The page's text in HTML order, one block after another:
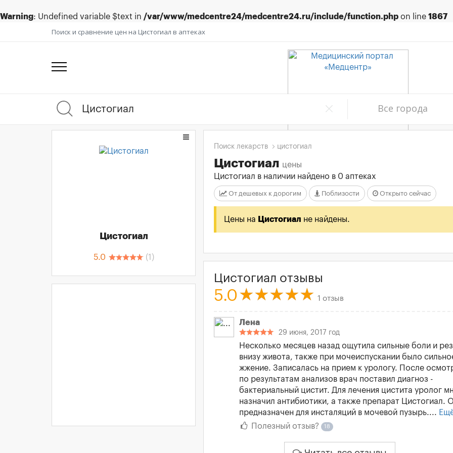
Warning: Undefined variable $text in /var/www/medcentre24/medcentre24.ru/include/function.php on line 1867
Поиск и сравнение цен на Цистогиал в аптеках
Все города
Цистогиал
5.0 (1 )
Поиск лекарств цистогиал
Цистогиал цены
Цистогиал в наличии найдено в 0 аптеках
От дешевых к дорогим Поблизости Открыто сейчас
Цены на Цистогиал не найдены.
Цистогиал отзывы
5.0 1 отзыв
Лена
29 июня, 2017 год
Несколько месяцев назад ощутила сильные боли и
внизу живота, также при мочеиспускании было
жжение. Записалась на прием к урологу. После
по результатам анализов врач поставил диагноз -
бактериальный цистит. Для лечения цистита уролог
назначил антибиотики, а также препарат Цистогиал.
предназначен для инсталяций в мочевой пузырь....
Полезный отзыв?
18